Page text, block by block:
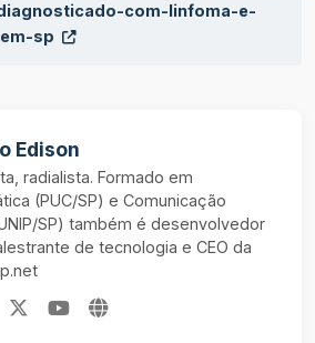
com-linfoma-e-
sp
Edison
radialista. Formado em
(PUC/SP) e Comunicação
SP) também é desenvolvedor
de tecnologia e CEO da